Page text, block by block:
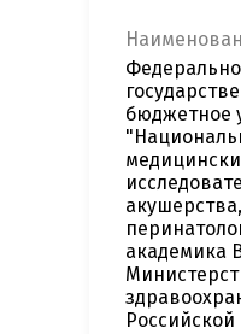
бюджетное
академика